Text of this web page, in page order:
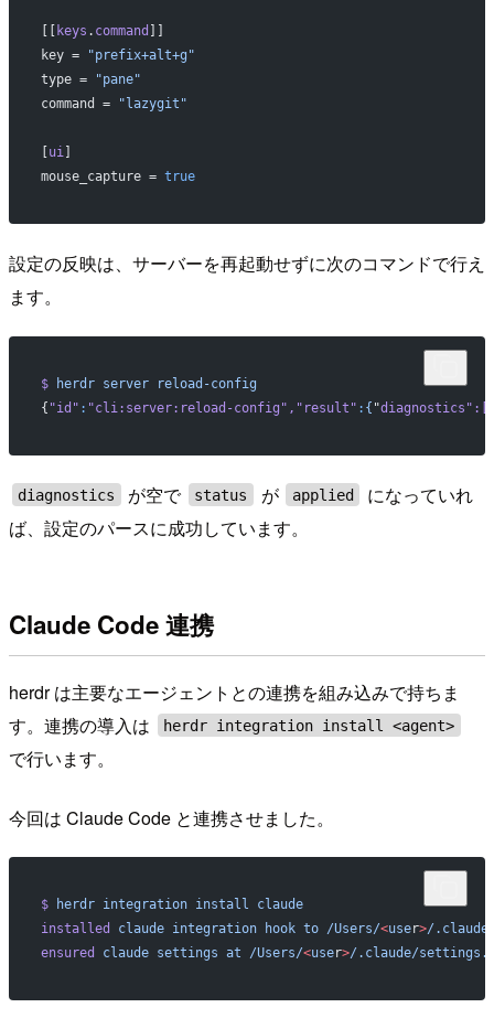
keys . command
key =
"prefix+alt+g"
type =
"pane"
command =
"lazygit"
ui]
mouse_capture = true
設定の反映は、サーバーを再起動せずに次のコマンドで行え
ます。
$ herdr server reload-config
{ "id" : "cli:server:reload-config" , "result" : { "diagnostics
diagnostics が空で status が applied
になっていれ
ば、設定のパースに成功しています。
Claude Code 連携
herdr は主要なエージェントとの連携を組み込みで持ちま
す。連携の導入は
herdr integration install <agent>
で行います。
今回は Claude Code と連携させました。
$ herdr integration install claude
installed
claude integration hook to /Users/<user>/
ensured
claude settings at /Users/<user>/.claude/